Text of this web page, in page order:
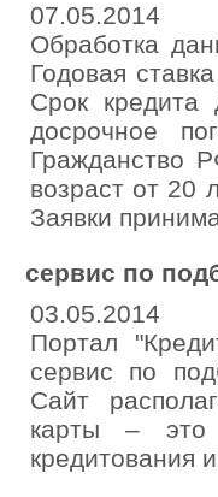
07.05.2014
Обработка
Годовая
Срок кредита
досрочное
Гражданство
возраст от 20
Заявки
сервис по
03.05.2014
Портал
сервис по
Сайт
карты – это
кредитования